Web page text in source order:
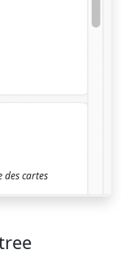
des cartes